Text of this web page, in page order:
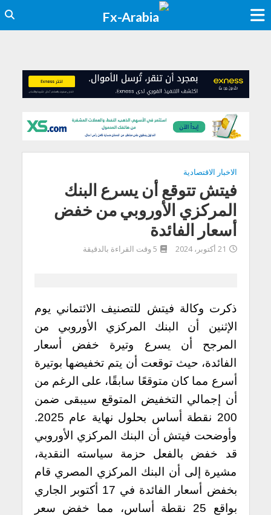
الاخبار الاقتصادية
فيتش تتوقع أن يسرع البنك
المركزي الأوروبي من خفض
أسعار الفائدة
21 أكتوبر، 2024 5 وقت القراءة بالدقيقة
ذكرت وكالة فيتش للتصنيف الائتماني يوم
الإثنين أن البنك المركزي الأوروبي من
المرجح أن يسرع وتيرة خفض أسعار
الفائدة، حيث توقعت أن يتم تخفيضها بوتيرة
أسرع مما كان متوقعًا سابقًا، على الرغم من
أن إجمالي التخفيض المتوقع سيبقى ضمن
200 نقطة أساس بحلول نهاية عام 2025.
وأوضحت فيتش أن البنك المركزي الأوروبي
قد خفض بالفعل حزمة سياسته النقدية،
مشيرة إلى أن البنك المركزي المصري قام
بخفض أسعار الفائدة في 17 أكتوبر الجاري
بواقع 25 نقطة أساس، مما خفض سعر